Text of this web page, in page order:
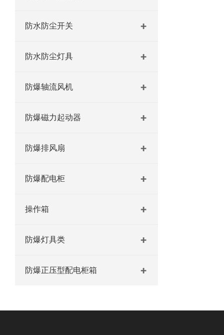
防水防尘开关
防水防尘灯具
防爆轴流风机
防爆磁力起动器
防爆排风扇
防爆配电柜
操作箱
防爆灯具类
防爆正压型配电柜箱